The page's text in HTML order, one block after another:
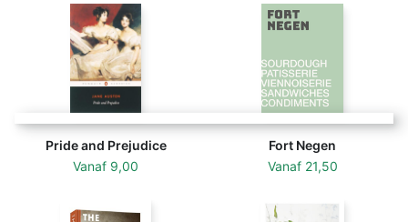
Pride and Prejudice
Vanaf 9,00
Fort Negen
Vanaf 21,50